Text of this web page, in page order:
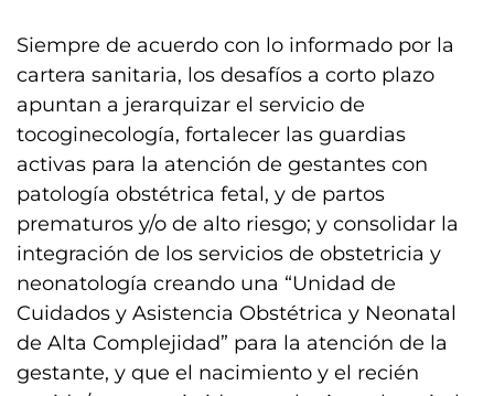
Siempre de acuerdo con lo informado por la
cartera sanitaria, los desafíos a corto plazo
apuntan a jerarquizar el servicio de
tocoginecología, fortalecer las guardias
activas para la atención de gestantes con
patología obstétrica fetal, y de partos
prematuros y/o de alto riesgo; y consolidar la
integración de los servicios de obstetricia y
neonatología creando una “Unidad de
Cuidados y Asistencia Obstétrica y Neonatal
de Alta Complejidad” para la atención de la
gestante, y que el nacimiento y el recién